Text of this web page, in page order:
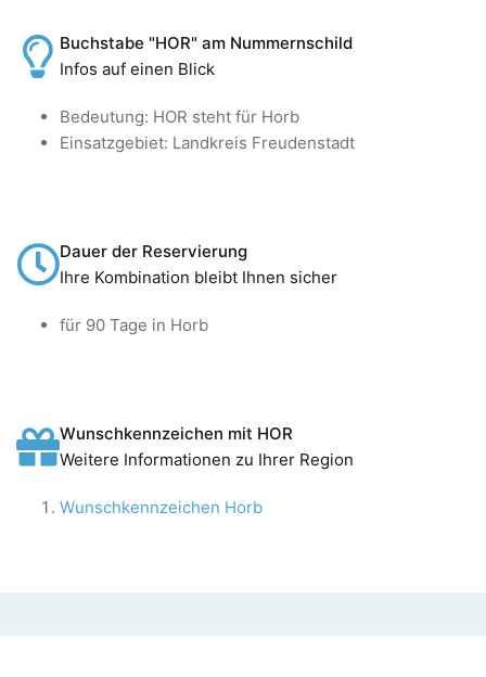
Buchstabe "HOR" am Nummernschild
Infos auf einen Blick
Bedeutung: HOR steht für Horb
Einsatzgebiet: Landkreis Freudenstadt
Dauer der Reservierung
Ihre Kombination bleibt Ihnen sicher
für 90 Tage in Horb
Wunschkennzeichen mit HOR
Weitere Informationen zu Ihrer Region
Wunschkennzeichen Horb